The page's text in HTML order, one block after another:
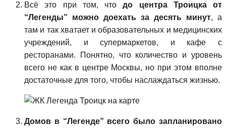
Всё это при том, что до центра Троицка от
“Легенды” можно доехать за десять минут, а
там и так хватает и образовательных и медицинских
учреждений, и супермаркетов, и кафе с
ресторанами. Понятно, что количество и уровень
всего не как в центре Москвы, но при этом вполне
достаточные для того, чтобы наслаждаться жизнью.
Домов в “Легенде” всего было запланировано